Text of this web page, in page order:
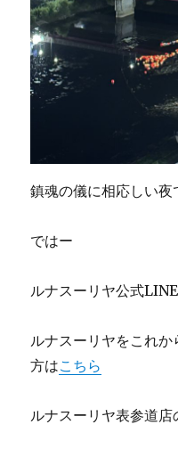
鎮魂の儀に相応しい夜
ではー
ルナスーリヤ公式
ルナスーリヤをこれ
方はこちら
ルナスーリヤ表参道店